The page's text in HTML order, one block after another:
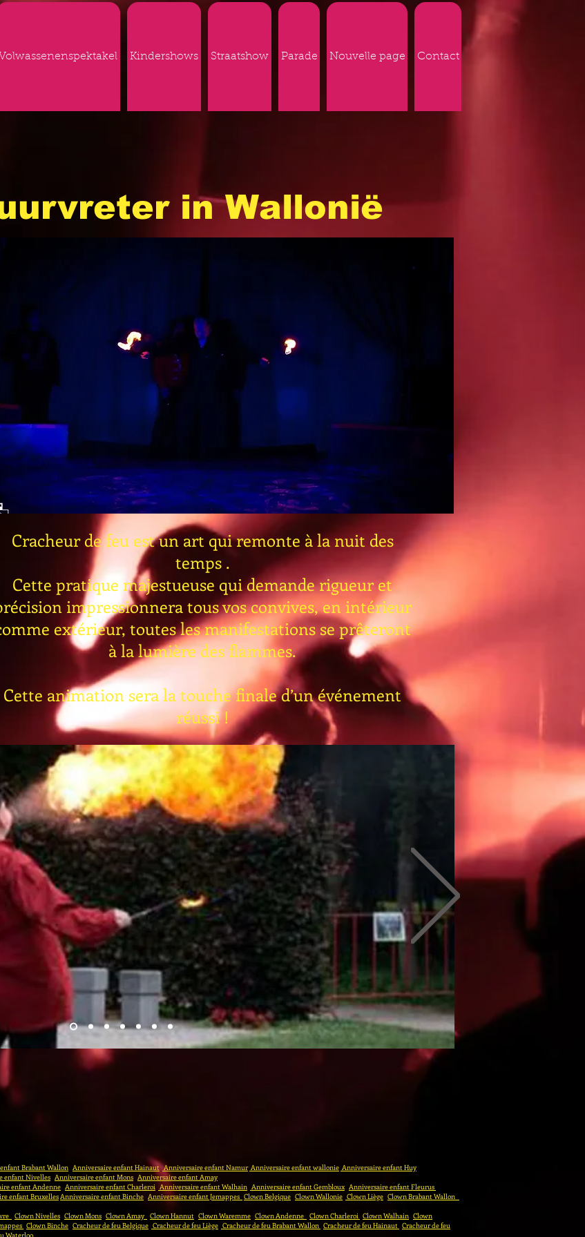
Volwassenenspektakel Kindershows Straatshow Parade Nouvelle page Contact
in Wallonië
Cracheur de feu est un art qui remonte à la nuit des
temps .
Cette pratique majestueuse qui demande rigueur et
impressionnera tous vos convives, en intérieur
extérieur, toutes les manifestations se prêteront
à la lumière des flammes.
Cette animation sera la touche finale d’un événement
réussi !
Brabant Wallon Anniversaire enfant Hainaut Anniversaire enfant Namur Anniversaire enfant wallonie Anniversaire enfant Huy
enfant Nivelles Anniversaire enfant Mons Anniversaire enfant Amay
enfant Andenne Anniversaire enfant Charleroi Anniversaire enfant Walhain Anniversaire enfant Gembloux Anniversaire enfant Fleurus
enfant BruxellesAnniversaire enfant Binche Anniversaire enfant Jemappes Clown Belgique Clown Wallonie Clown Liège Clown Brabant Wallon
Clown Nivelles Clown Mons Clown Amay Clown Hannut Clown Waremme Clown Andenne Clown Charleroi Clown Walhain Clown
Clown Binche Cracheur de feu Belgique Cracheur de feu Liège Cracheur de feu Brabant Wallon Cracheur de feu Hainaut Cracheur de feu
Waterloo